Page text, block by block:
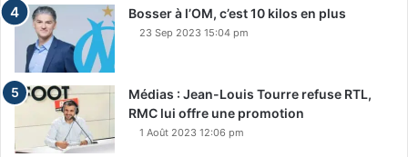
Bosser à l’OM, c’est 10 kilos en plus
23 Sep 2023 15:04 pm
Médias : Jean-Louis Tourre refuse RTL,
RMC lui offre une promotion
1 Août 2023 12:06 pm